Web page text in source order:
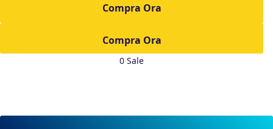
Compra Ora
0 Sale